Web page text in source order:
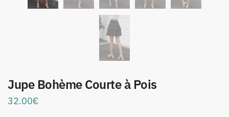
Jupe Bohème Courte à Pois
32.00€